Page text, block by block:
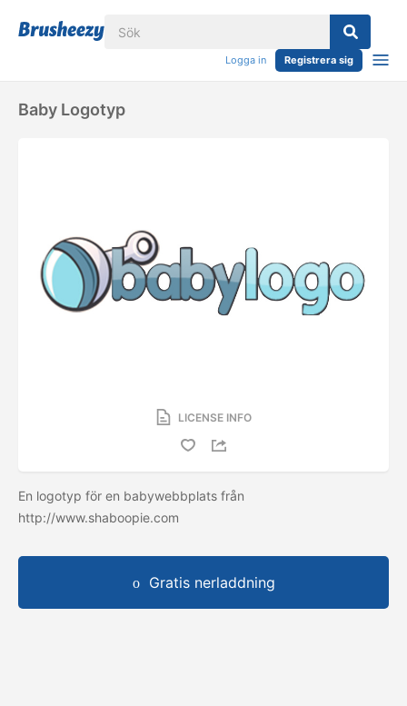
Logga in Registrera sig
Baby Logotyp
LICENSE INFO
En logotyp för en babywebbplats från
http://www.shaboopie.com
Gratis nerladdning